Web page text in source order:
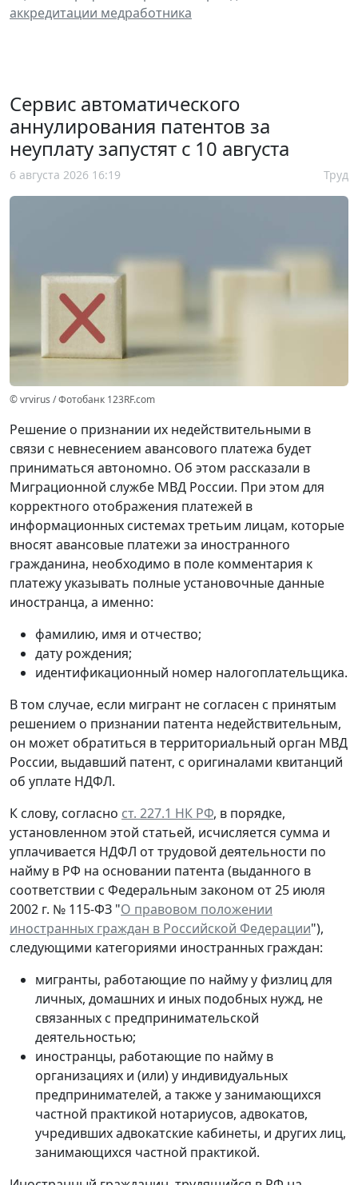
аккредитации медработника
Сервис автоматического
аннулирования патентов за
неуплату запустят с 10 августа
6 августа 2026 16:19 Труд
© vrvirus / Фотобанк 123RF.com
Решение о признании их недействительными в
связи с невнесением авансового платежа будет
приниматься автономно. Об этом рассказали в
Миграционной службе МВД России. При этом для
корректного отображения платежей в
информационных системах третьим лицам, которые
вносят авансовые платежи за иностранного
гражданина, необходимо в поле комментария к
платежу указывать полные установочные данные
иностранца, а именно:
фамилию, имя и отчество;
дату рождения;
идентификационный номер налогоплательщика.
В том случае, если мигрант не согласен с принятым
решением о признании патента недействительным,
он может обратиться в территориальный орган МВД
России, выдавший патент, с оригиналами квитанций
об уплате НДФЛ.
К слову, согласно ст. 227.1 НК РФ, в порядке,
установленном этой статьей, исчисляется сумма и
уплачивается НДФЛ от трудовой деятельности по
найму в РФ на основании патента (выданного в
соответствии с Федеральным законом от 25 июля
2002 г. № 115-ФЗ "О правовом положении
иностранных граждан в Российской Федерации"),
следующими категориями иностранных граждан:
мигранты, работающие по найму у физлиц для
личных, домашних и иных подобных нужд, не
связанных с предпринимательской
деятельностью;
иностранцы, работающие по найму в
организациях и (или) у индивидуальных
предпринимателей, а также у занимающихся
частной практикой нотариусов, адвокатов,
учредивших адвокатские кабинеты, и других лиц,
занимающихся частной практикой.